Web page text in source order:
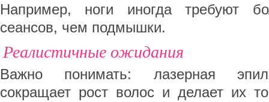
Например, ноги иногда требуют
сеансов, чем подмышки.
Реалистичные ожидания
Важно понимать: лазерная
сокращает рост волос и делает их